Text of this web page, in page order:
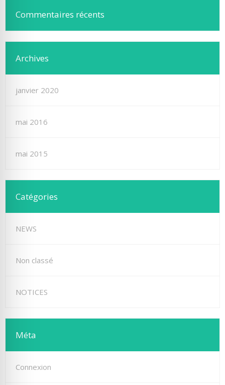
Commentaires récents
Archives
janvier 2020
mai 2016
mai 2015
Catégories
NEWS
Non classé
NOTICES
Méta
Connexion